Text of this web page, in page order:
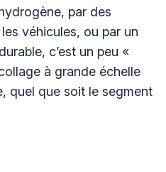
par des
véhicules, ou par un
c’est un peu «
à grande échelle
quel que soit le segment